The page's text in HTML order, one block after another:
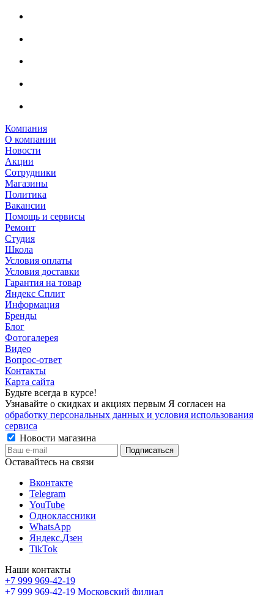
Компания
О компании
Новости
Акции
Сотрудники
Магазины
Политика
Вакансии
Помощь и сервисы
Ремонт
Студия
Школа
Условия оплаты
Условия доставки
Гарантия на товар
Яндекс Сплит
Информация
Бренды
Блог
Фотогалерея
Видео
Вопрос-ответ
Контакты
Карта сайта
Будьте всегда в курсе!
Узнавайте о скидках и акциях первым Я согласен на
обработку персональных данных и условия использования
сервиса
Новости магазина
Оставайтесь на связи
Вконтакте
Telegram
YouTube
Одноклассники
WhatsApp
Яндекс.Дзен
TikTok
Наши контакты
+7 999 969-42-19
+7 999 969-42-19 Московский филиал